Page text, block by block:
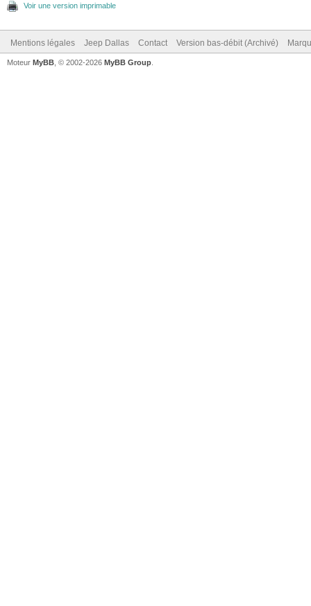
Voir une version imprimable
Mentions légales Jeep Dallas Contact Version bas-débit (Archivé)
Moteur MyBB , © 2002-2026 MyBB Group